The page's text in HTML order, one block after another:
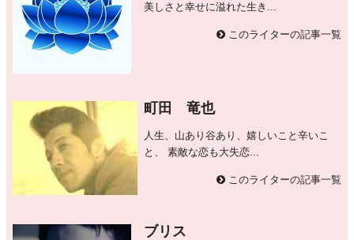
美しさと幸せに溢れた生き...
このライターの記事一覧
町田 竜也
人生、山あり谷あり、嬉しいこと辛いこ
と、 素敵な恋も大失恋...
このライターの記事一覧
ブリス